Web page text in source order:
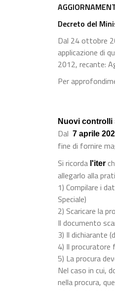
Decreto del
Dal 24 ottobre
applicazione di
2012, recante:
Per
Nuovi
Dal 7 aprile
fine di fornire
Si ricorda l'iter
allegarlo alla
1) Compilare i
Speciale)
2) Scaricare la
Il documento
3) Il dichiarante
4) Il procuratore
5) La procura
Nel caso in cui,
nella procura,